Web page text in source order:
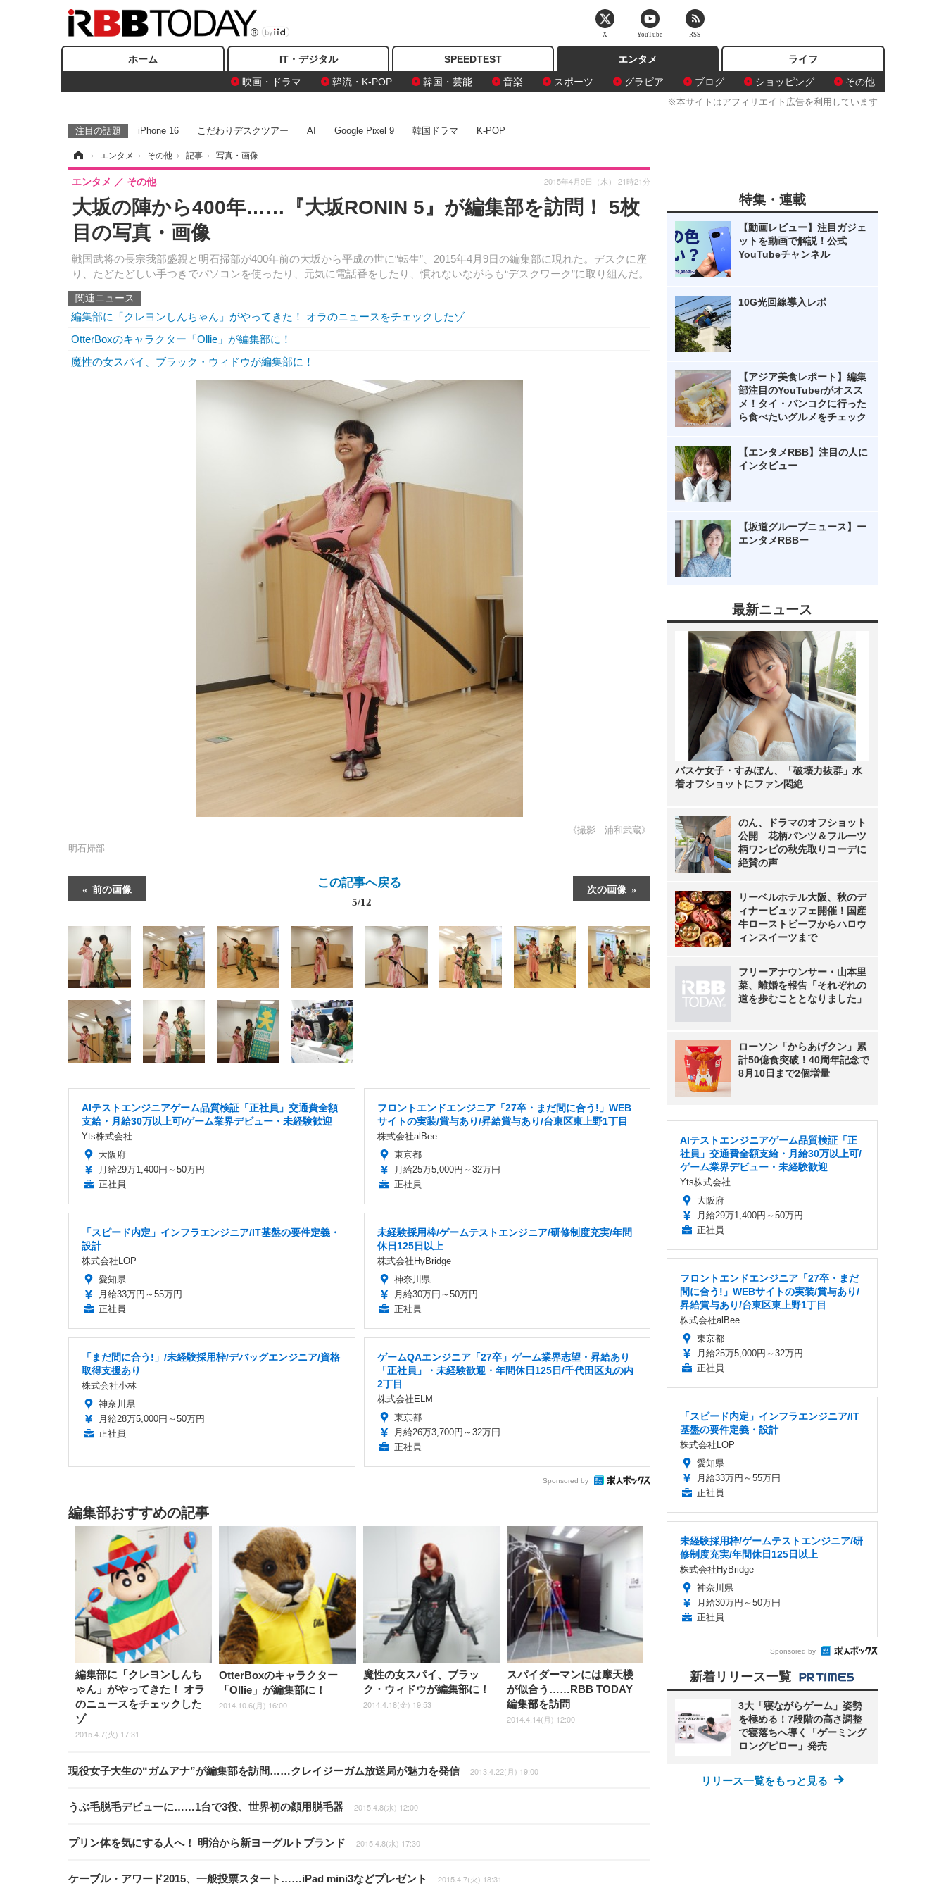
ホーム IT・デジタル SPEEDTEST
エンタメ
映画・ドラマ
韓流・K-POP 韓国・芸能 音楽 スポーツ グラビア ブログ ショッピング その他
ライフ
※本サイトはアフィリエイト広告を利用しています
注目の話題 iPhone 16 こだわりデスクツアー AI Google Pixel 9 韓国ドラマ K-POP
› エンタメ › その他 › 記事 › 写真・画像
大坂の陣から400年……『大坂RONIN 5』が編集部を訪問！ 5枚
目の写真・画像
戦国武将の長宗我部盛親と明石掃部が400年前の大坂から平成の世に“転生”、2015年4月9日の編集部に現れた。デスクに座
り、たどたどしい手つきでパソコンを使ったり、元気に電話番をしたり、慣れないながらも“デスクワーク”に取り組んだ。
エンタメ その他 2015年4月9日（木） 21時21分
関連ニュース
編集部に「クレヨンしんちゃん」がやってきた！ オラのニュースをチェックしたゾ
OtterBoxのキャラクター「Ollie」が編集部に！
魔性の女スパイ、ブラック・ウィドウが編集部に！
《撮影 浦和武蔵》
明石掃部
前の画像 次の画像
この記事へ戻る
5/12
AIテストエンジニアゲーム品質検証「正社員」交通費全額
支給・月給30万以上可/ゲーム業界デビュー・未経験歓迎
Yts株式会社
大阪府
月給29万1,400円～50万円
正社員
フロントエンドエンジニア「27卒・まだ間に合う!」WEB
サイトの実装/賞与あり/昇給賞与あり/台東区東上野1丁目
株式会社alBee
東京都
月給25万5,000円～32万円
正社員
「スピード内定」インフラエンジニア/IT基盤の要件定義・
設計
株式会社LOP
愛知県
月給33万円～55万円
正社員
未経験採用枠/ゲームテストエンジニア/研修制度充実/年間
休日125日以上
株式会社HyBridge
神奈川県
月給30万円～50万円
正社員
「まだ間に合う!」/未経験採用枠/デバッグエンジニア/資格
取得支援あり
株式会社小林
神奈川県
月給28万5,000円～50万円
正社員
ゲームQAエンジニア「27卒」ゲーム業界志望・昇給あり
「正社員」・未経験歓迎・年間休日125日/千代田区丸の内
2丁目
株式会社ELM
東京都
月給26万3,700円～32万円
正社員
Sponsored by
編集部おすすめの記事
編集部に「クレヨンしんち
ゃん」がやってきた！ オラ
のニュースをチェックした
ゾ
2015.4.7(火) 17:31
OtterBoxのキャラクター
「Ollie」が編集部に！
2014.10.6(月) 16:00
魔性の女スパイ、ブラッ
ク・ウィドウが編集部に！
2014.4.18(金) 19:53
スパイダーマンには摩天楼
が似合う……RBB TODAY
編集部を訪問
2014.4.14(月) 12:00
現役女子大生の“ガムアナ”が編集部を訪問……クレイジーガム放送局が魅力を発信 2013.4.22(月) 19:00
うぶ毛脱毛デビューに……1台で3役、世界初の顔用脱毛器 2015.4.8(水) 12:00
プリン体を気にする人へ！ 明治から新ヨーグルトブランド 2015.4.8(水) 17:30
ケーブル・アワード2015、一般投票スタート……iPad mini3などプレゼント 2015.4.7(火) 18:31
特集・連載
【動画レビュー】注目ガジェ
ットを動画で解説！公式
YouTubeチャンネル
10G光回線導入レポ
【アジア美食レポート】編集
部注目のYouTuberがオスス
メ！タイ・バンコクに行った
ら食べたいグルメをチェック
【エンタメRBB】注目の人に
インタビュー
【坂道グループニュース】ー
エンタメRBBー
最新ニュース
バスケ女子・すみぽん、「破壊力抜群」水
着オフショットにファン悶絶
のん、ドラマのオフショット
公開 花柄パンツ＆フルーツ
柄ワンピの秋先取りコーデに
絶賛の声
リーベルホテル大阪、秋のデ
ィナービュッフェ開催！国産
牛ローストビーフからハロウ
ィンスイーツまで
フリーアナウンサー・山本里
菜、離婚を報告「それぞれの
道を歩むこととなりました」
ローソン「からあげクン」累
計50億食突破！40周年記念で
8月10日まで2個増量
AIテストエンジニアゲーム品質検証「正
社員」交通費全額支給・月給30万以上可/
ゲーム業界デビュー・未経験歓迎
Yts株式会社
大阪府
月給29万1,400円～50万円
正社員
フロントエンドエンジニア「27卒・まだ
間に合う!」WEBサイトの実装/賞与あり/
昇給賞与あり/台東区東上野1丁目
株式会社alBee
東京都
月給25万5,000円～32万円
正社員
「スピード内定」インフラエンジニア/IT
基盤の要件定義・設計
株式会社LOP
愛知県
月給33万円～55万円
正社員
未経験採用枠/ゲームテストエンジニア/研
修制度充実/年間休日125日以上
株式会社HyBridge
神奈川県
月給30万円～50万円
正社員
Sponsored by
新着リリース一覧
3大「寝ながらゲーム」姿勢
を極める！7段階の高さ調整
で寝落ちへ導く「ゲーミング
ロングピロー」発売
リリース一覧をもっと見る
X YouTube RSS